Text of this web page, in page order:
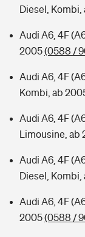
Diesel, Kombi,
Audi A6, 4F
2005(0588 /
Audi A6, 4F
Kombi, ab
Audi A6, 4F
Limousine, ab
Audi A6, 4F
Diesel, Kombi,
Audi A6, 4F
2005(0588 /